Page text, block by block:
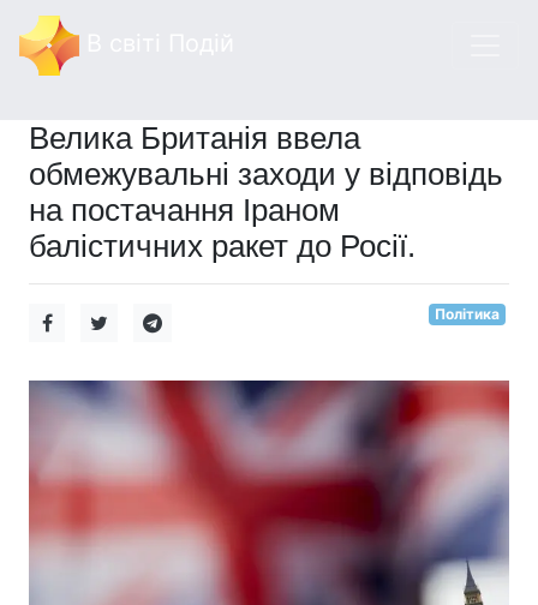
Велика Британія ввела
обмежувальні заходи у відповідь
на постачання Іраном
балістичних ракет до Росії.
Політика